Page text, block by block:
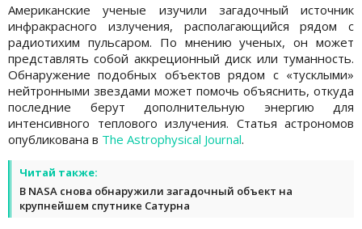
Американские ученые изучили загадочный источник
инфракрасного излучения, располагающийся рядом с
радиотихим пульсаром. По мнению ученых, он может
представлять собой аккреционный диск или туманность.
Обнаружение подобных объектов рядом с «тусклыми»
нейтронными звездами может помочь объяснить, откуда
последние берут дополнительную энергию для
интенсивного теплового излучения. Статья астрономов
опубликована в The Astrophysical Journal.
Читай также:
В NASA снова обнаружили загадочный объект на
крупнейшем спутнике Сатурна